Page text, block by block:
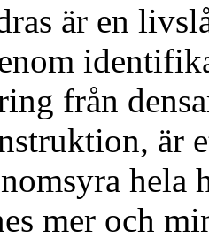
är en
från
är
hela
mer och